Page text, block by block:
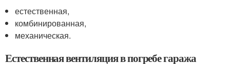
естественная,
комбинированная,
механическая.
Естественная вентиляция в погребе гаража